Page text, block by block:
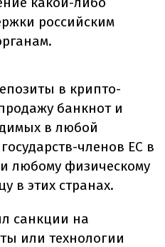
российским
в крипто-
банкнот и
в любой
членов ЕС в
любому физическому
в этих странах.
санкции на
или технологии